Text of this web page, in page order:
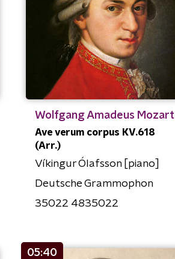
Wolfgang Amadeus Mozart
Ave verum corpus KV.618
(Arr.)
Víkingur Ólafsson [piano]
Deutsche Grammophon
35022 4835022
05:40